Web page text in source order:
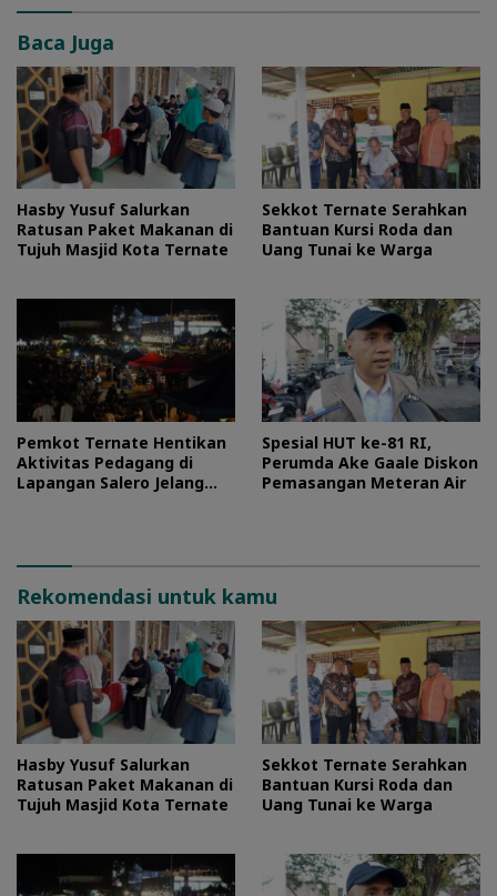
Baca Juga
Hasby Yusuf Salurkan
Ratusan Paket Makanan di
Tujuh Masjid Kota Ternate
Sekkot Ternate Serahkan
Bantuan Kursi Roda dan
Uang Tunai ke Warga
Pemkot Ternate Hentikan
Aktivitas Pedagang di
Lapangan Salero Jelang
Spesial HUT ke-81 RI,
Perumda Ake Gaale Diskon
Pemasangan Meteran Air
Rekomendasi untuk kamu
Hasby Yusuf Salurkan
Ratusan Paket Makanan di
Tujuh Masjid Kota Ternate
Sekkot Ternate Serahkan
Bantuan Kursi Roda dan
Uang Tunai ke Warga